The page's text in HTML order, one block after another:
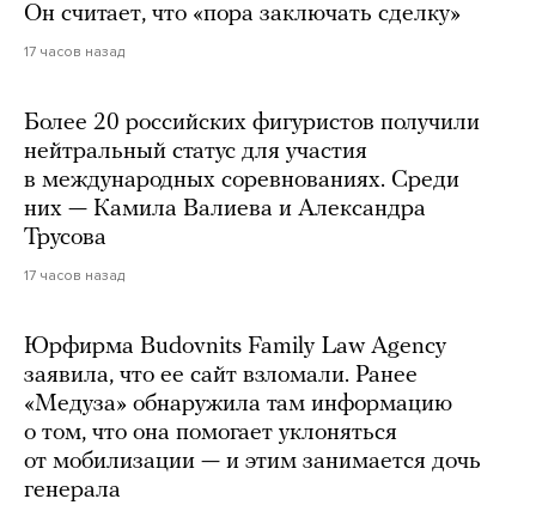
Он считает, что «пора заключать сделку»
17 часов назад
Более 20 российских фигуристов получили
нейтральный статус для участия
в международных соревнованиях. Среди
них — Камила Валиева и Александра
Трусова
17 часов назад
Юрфирма Budovnits Family Law Agency
заявила, что ее сайт взломали. Ранее
«Медуза» обнаружила там информацию
о том, что она помогает уклоняться
от мобилизации — и этим занимается дочь
генерала